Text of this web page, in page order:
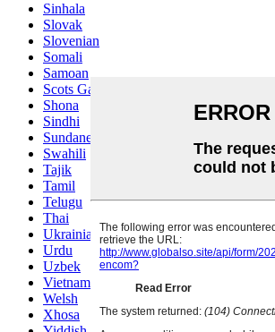
Sinhala
Slovak
Slovenian
Somali
Samoan
Scots Gaelic
Shona
Sindhi
Sundanese
Swahili
Tajik
Tamil
Telugu
Thai
Ukrainian
Urdu
Uzbek
Vietnamese
Welsh
Xhosa